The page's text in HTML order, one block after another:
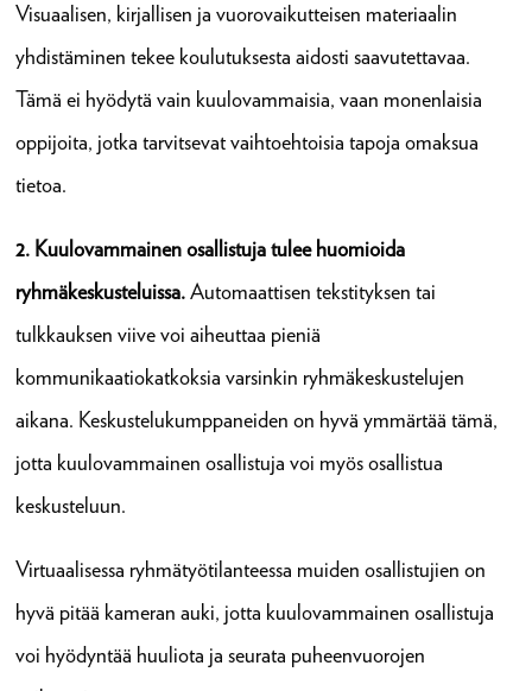
Visuaalisen, kirjallisen ja vuorovaikutteisen materiaalin
yhdistäminen tekee koulutuksesta aidosti saavutettavaa.
Tämä ei hyödytä vain kuulovammaisia, vaan monenlaisia
oppijoita, jotka tarvitsevat vaihtoehtoisia tapoja omaksua
tietoa.
2. Kuulovammainen osallistuja tulee huomioida
ryhmäkeskusteluissa.Automaattisen tekstityksen tai
tulkkauksen viive voi aiheuttaa pieniä
kommunikaatiokatkoksia varsinkin ryhmäkeskustelujen
aikana. Keskustelukumppaneiden on hyvä ymmärtää tämä,
jotta kuulovammainen osallistuja voi myös osallistua
keskusteluun.
Virtuaalisessa ryhmätyötilanteessa muiden osallistujien on
hyvä pitää kameran auki, jotta kuulovammainen osallistuja
voi hyödyntää huuliota ja seurata puheenvuorojen